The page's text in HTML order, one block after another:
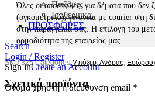
Πιτζάμες
Ισοθερμικα
ΠΡΟΣΦΟΡΕΣ
Search
Login / Register
Sign inCreate an Account
Όνομα χρήστη ή διεύθυνση email *
Όλες οι αποστολές, για δέματα που δεν
(ογκομετρικό), γίνονται με courier στη
στην παραγγελία σας. Η επιλογή του
αρμοδιότητα της εταιρείας μας.
SKU325Categories Μπόξερ Ανδρας
Σχετικά προϊόντα